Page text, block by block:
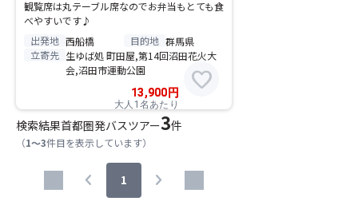
観覧席は丸テーブル席なのでお弁当もとても食
べやすいです♪
出発地 西船橋 目的地 群馬県
立寄先 生ゆば処 町田屋,第14回沼田花火大
会,沼田市運動公園
13,900 円
大人1名あたり
favorite
検索結果首都圏発バスツアー3件
（1～3件目を表示しています）
chevron_left 1 chevron_right